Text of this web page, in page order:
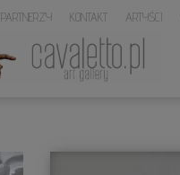
PARTNERZY KONTAKT ARTYŚCI